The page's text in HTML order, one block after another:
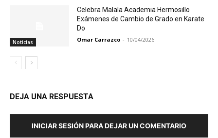
Noticias
Celebra Malala Academia Hermosillo
Exámenes de Cambio de Grado en Karate
Do
Omar Carrazco - 10/04/2026
DEJA UNA RESPUESTA
INICIAR SESIÓN PARA DEJAR UN COMENTARIO